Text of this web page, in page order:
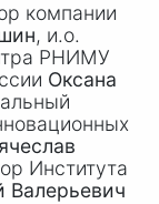
компании
, и.о.
РНИМУ
Оксана
Института
Валерьевич